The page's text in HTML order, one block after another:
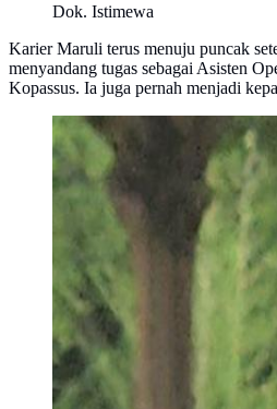
Dok. Istimewa
Karier Maruli terus menuju puncak
menyandang tugas sebagai Asisten
Kopassus. Ia juga pernah menjadi